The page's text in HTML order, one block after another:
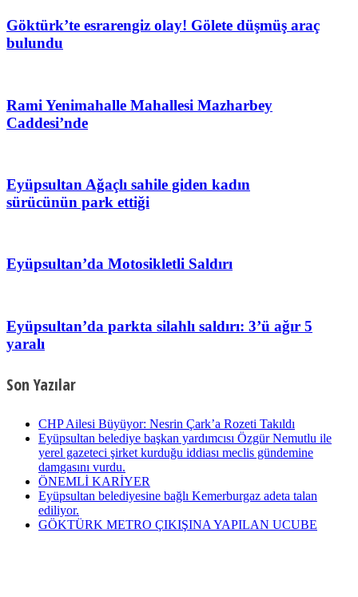
Göktürk’te esrarengiz olay! Gölete düşmüş araç
bulundu
Rami Yenimahalle Mahallesi Mazharbey
Caddesi’nde
Eyüpsultan Ağaçlı sahile giden kadın
sürücünün park ettiği
Eyüpsultan’da Motosikletli Saldırı
Eyüpsultan’da parkta silahlı saldırı: 3’ü ağır 5
yaralı
Son Yazılar
CHP Ailesi Büyüyor: Nesrin Çark’a Rozeti Takıldı
Eyüpsultan belediye başkan yardımcısı Özgür Nemutlu ile
yerel gazeteci şirket kurduğu iddiası meclis gündemine
damgasını vurdu.
ÖNEMLİ KARİYER
Eyüpsultan belediyesine bağlı Kemerburgaz adeta talan
ediliyor.
GÖKTÜRK METRO ÇIKIŞINA YAPILAN UCUBE